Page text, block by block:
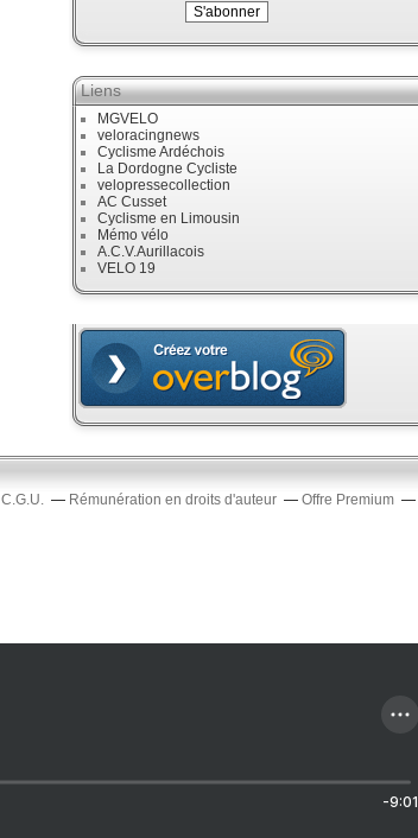
Liens
MGVELO
veloracingnews
Cyclisme Ardéchois
La Dordogne Cycliste
velopressecollection
AC Cusset
Cyclisme en Limousin
Mémo vélo
A.C.V.Aurillacois
VELO 19
C.G.U. Rémunération en droits d'auteur Offre Premium
-9:01